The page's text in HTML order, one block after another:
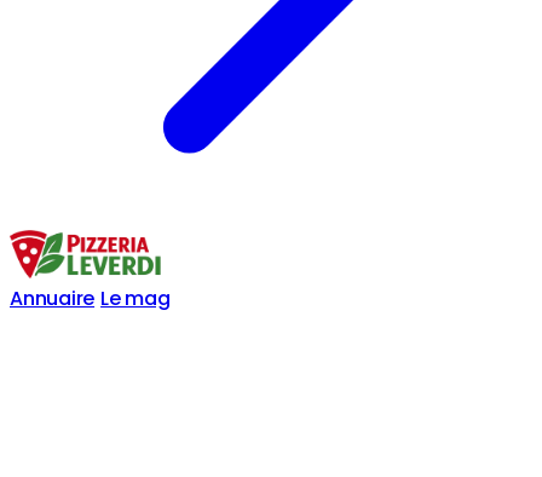
Annuaire Le mag